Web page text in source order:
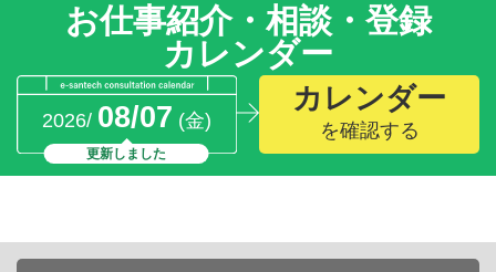
お仕事紹介・相談・登録
カレンダー
2026/ 08/07 (金)
更新しました
カレンダー
を確認する